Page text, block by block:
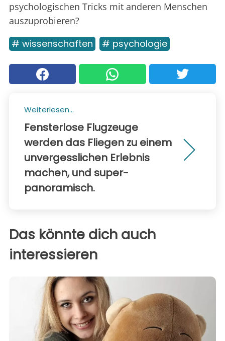
psychologischen Tricks mit anderen Menschen
auszuprobieren?
# wissenschaften # psychologie
Weiterlesen...
Fensterlose Flugzeuge
werden das Fliegen zu einem
unvergesslichen Erlebnis
machen, und super-
panoramisch.
Das könnte dich auch
interessieren